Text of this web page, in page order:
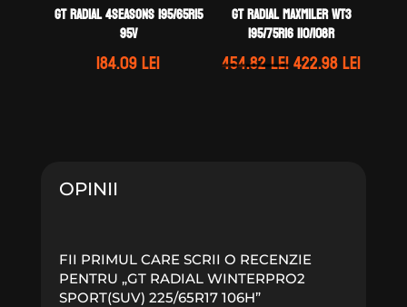
GT Radial 4SEASONS 195/65R15
95V
184.09lei
GT Radial MAXMILER WT3
195/75R16 110/108R
454.82leiPrețul
422.98leiPrețul
OPINII
FII PRIMUL CARE SCRII O RECENZIE
PENTRU „GT RADIAL WINTERPRO2
SPORT(SUV) 225/65R17 106H”